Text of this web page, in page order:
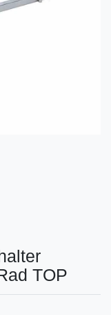
TOP